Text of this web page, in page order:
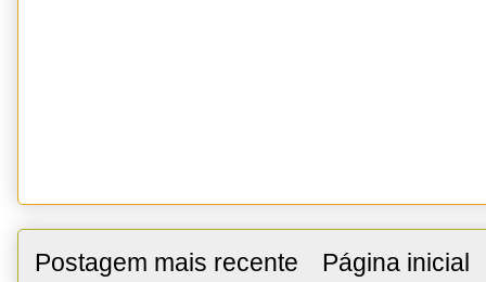
Postagem mais recente Página inicial